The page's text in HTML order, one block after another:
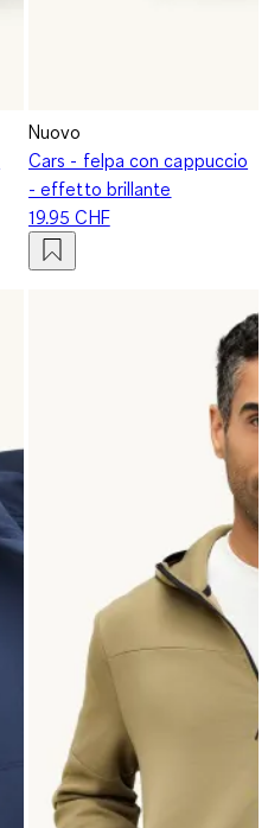
Nuovo
Cars - felpa con cappuccio
- effetto brillante
19.95 CHF